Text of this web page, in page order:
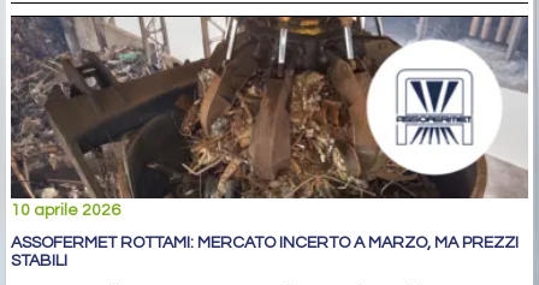
10 aprile 2026
ASSOFERMET ROTTAMI: MERCATO INCERTO A MARZO, MA PREZZI
STABILI